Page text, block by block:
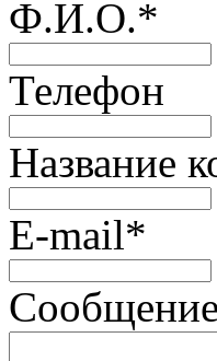
Ф.И.О.*
Телефон
Название
E-mail*
Сообщение